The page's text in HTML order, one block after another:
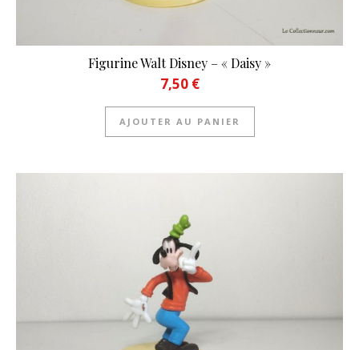
Figurine Walt Disney – « Daisy »
7,50 €
AJOUTER AU PANIER